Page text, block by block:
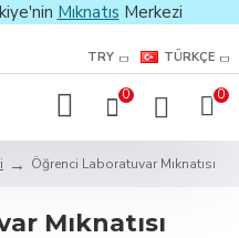
Mıknatıs Merkezi
TRY TÜRKÇE
0 0
Öğrenci Laboratuvar Mıknatısı
Mıknatısı